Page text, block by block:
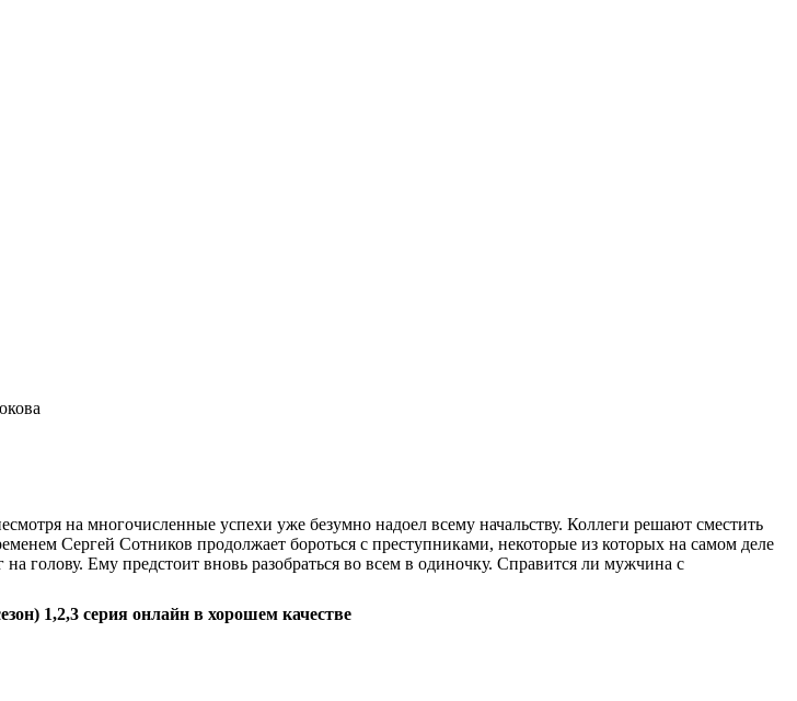
на многочисленные успехи уже безумно надоел всему начальству. Коллеги решают сместить
Сергей Сотников продолжает бороться с преступниками, некоторые из которых на самом деле
голову. Ему предстоит вновь разобраться во всем в одиночку. Справится ли мужчина с
1,2,3 серия онлайн в хорошем качестве